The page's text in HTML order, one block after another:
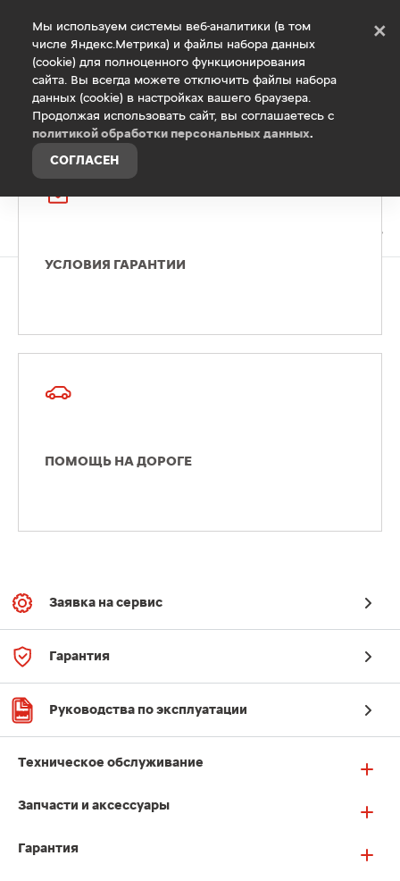
Мы используем системы веб-аналитики (в том
числе Яндекс.Метрика) и файлы набора данных
(cookie) для полноценного функционирования
сайта. Вы всегда можете отключить файлы набора
данных (cookie) в настройках вашего браузера.
Продолжая использовать сайт, вы соглашаетесь с
политикой обработки персональных данных.
СОГЛАСЕН
×
Главная
Гарантия
УСЛОВИЯ ГАРАНТИИ
ПОМОЩЬ НА ДОРОГЕ
Заявка на сервис
Гарантия
Руководства по эксплуатации
Техническое обслуживание
Запчасти и аксессуары
Гарантия